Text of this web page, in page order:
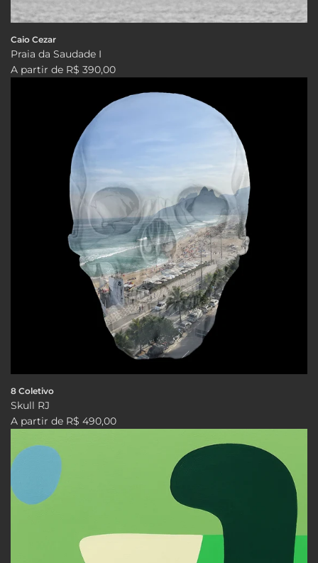
Caio Cezar
Praia da Saudade I
A partir de R$ 390,00
8 Coletivo
Skull RJ
A partir de R$ 490,00